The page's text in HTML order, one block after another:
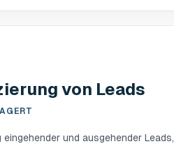
von Leads
und ausgehender Leads,